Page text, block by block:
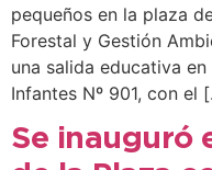
pequeños en la plaza
Forestal y Gestión
una salida educativa
Infantes Nº 901, con el
Se inauguró